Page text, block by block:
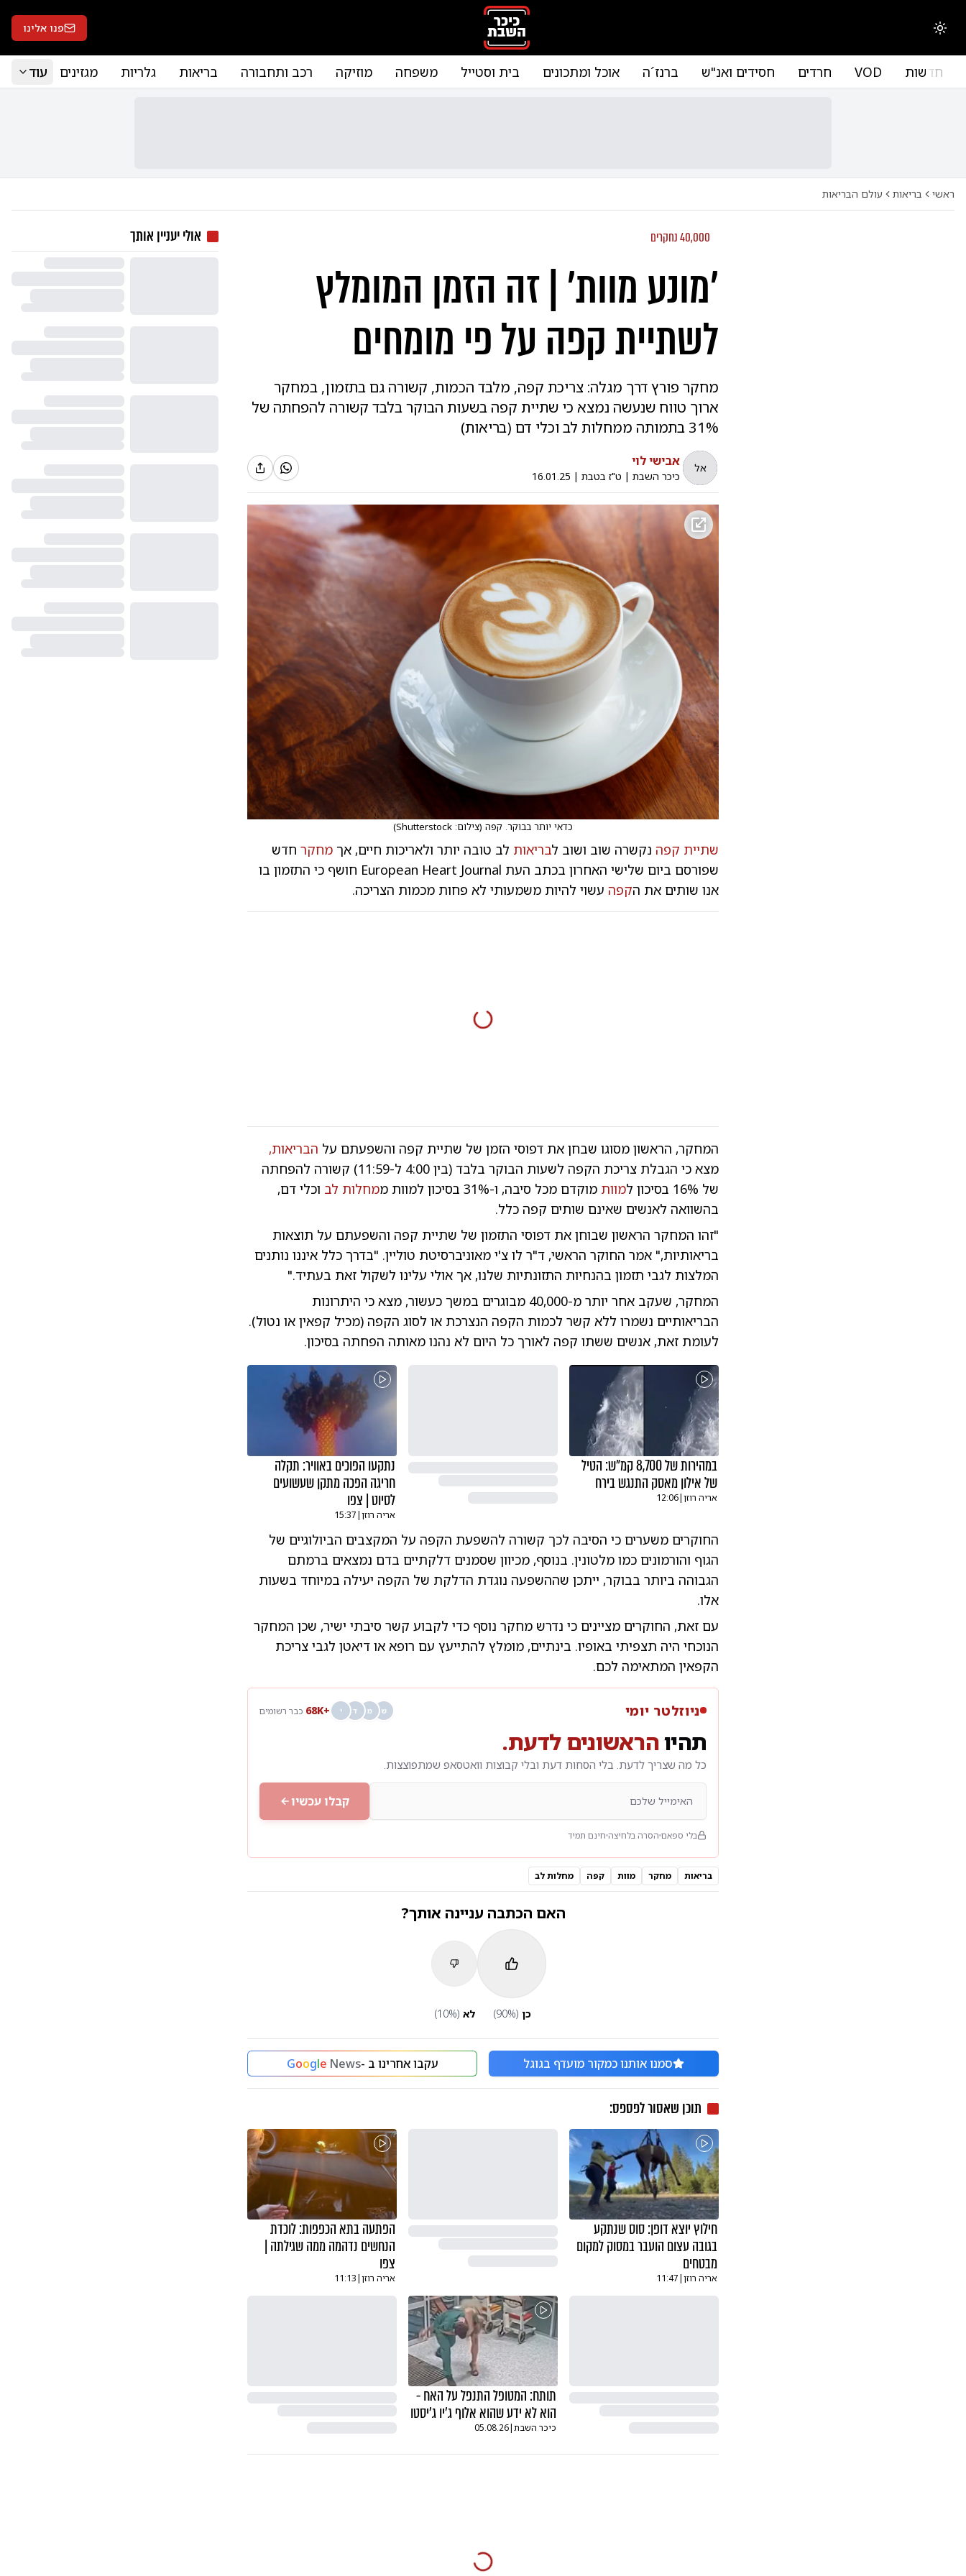
החלפת מצב תצוגה פנו אלינו
חדשות VOD חרדים חסידים ואנ"ש ברנז´ה אוכל ומתכונים בית וסטייל משפחה מוזיקה רכב ותחבורה בריאות גלריות מגזינים עוד
ראשי בריאות עולם הבריאות
40,000 נחקרים
'מונע מוות' | זה הזמן המומלץ
לשתיית קפה על פי מומחים
מחקר פורץ דרך מגלה: צריכת קפה, מלבד הכמות, קשורה גם בתזמון, במחקר
ארוך טווח שנעשה נמצא כי שתיית קפה בשעות הבוקר בלבד קשורה להפחתה של
31% בתמותה ממחלות לב וכלי דם (בריאות)
אל אבישי לוי
כיכר השבת| ט"ז בטבת |
16.01.25
כדאי יותר בבוקר. קפה (צילום: Shutterstock )
שתיית קפהנקשרה שוב ושוב לבריאות לב טובה יותר ולאריכות חיים, אך מחקרחדש
שפורסם ביום שלישי האחרון בכתב העת European Heart Journal חושף כי התזמון בו
אנו שותים את הקפהעשוי להיות משמעותי לא פחות מכמות הצריכה.
המחקר, הראשון מסוגו שבחן את דפוסי הזמן של שתיית קפה והשפעתם על הבריאות,
מצא כי הגבלת צריכת הקפה לשעות הבוקר בלבד (בין 4:00 ל-11:59) קשורה להפחתה
של 16% בסיכון ל
מוות מוקדם מכל סיבה, ו-31% בסיכון למוות מ מחלות לב וכלי דם,
בהשוואה לאנשים שאינם שותים קפה כלל.
"זהו המחקר הראשון שבוחן את דפוסי התזמון של שתיית קפה והשפעתם על תוצאות
בריאותיות," אמר החוקר הראשי, ד"ר לו צ'י מאוניברסיטת טוליין. "בדרך כלל איננו נותנים
המלצות לגבי תזמון בהנחיות התזונתיות שלנו, אך אולי עלינו לשקול זאת בעתיד."
המחקר, שעקב אחר יותר מ-40,000 מבוגרים במשך כעשור, מצא כי היתרונות
הבריאותיים נשמרו ללא קשר לכמות הקפה הנצרכת או לסוג הקפה (מכיל קפאין או נטול).
לעומת זאת, אנשים ששתו קפה לאורך כל היום לא נהנו מאותה הפחתה בסיכון.
במהירות של 8,700 קמ"ש: הטיל
של אילון מאסק התנגש בירח
אריה רוזן|
12:06
נתקעו הפוכים באוויר: תקלה
חריגה הפכה מתקן שעשועים
לסיוט | צפו
אריה רוזן|
15:37
החוקרים משערים כי הסיבה לכך קשורה להשפעת הקפה על המקצבים הביולוגיים של
הגוף והורמונים כמו מלטונין. בנוסף, מכיוון שסמנים דלקתיים בדם נמצאים ברמתם
הגבוהה ביותר בבוקר, ייתכן שההשפעה נוגדת הדלקת של הקפה יעילה במיוחד בשעות
אלו.
עם זאת, החוקרים מציינים כי נדרש מחקר נוסף כדי לקבוע קשר סיבתי ישיר, שכן המחקר
הנוכחי היה תצפיתי באופיו. בינתיים, מומלץ להתייעץ עם רופא או דיאטן לגבי צריכת
הקפאין המתאימה לכם.
ניוזלטר יומי ש מ ד י +68K כבר רשומים
תהיוהראשונים לדעת.
כל מה שצריך לדעת. בלי הסחות דעת ובלי קבוצות וואטסאפ שמתפוצצות.
קבלו עכשיו
בלי ספאם הסרה בלחיצה חינם תמיד
בריאות מחקר מוות קפה מחלות לב
האם הכתבה עניינה אותך?
כן (
90%) לא (
10%)
סמנו אותנו כמקור מועדף בגוגל עקבו אחרינו ב - Google News
תוכן שאסור לפספס:
חילוץ יוצא דופן: סוס שנתקע
בגובה עצום הועבר במסוק למקום
מבטחים
אריה רוזן|
11:47
הפתעה בתא הכפפות: לוכדת
הנחשים נדהמה ממה שגילתה |
צפו
אריה רוזן|
11:13
תותח: המטופל התנפל על האח -
הוא לא ידע שהוא אלוף ג'יו ג'יסטו
כיכר השבת|
05.08.26
אולי יעניין אותך